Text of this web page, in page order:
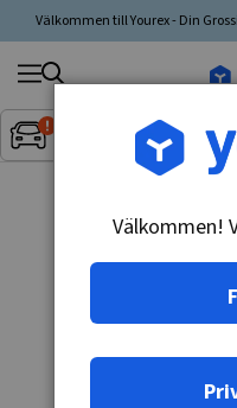
Välkommen till Yourex - Din
Inget
Sök
produkt,
tillverkare,
Välkommen!